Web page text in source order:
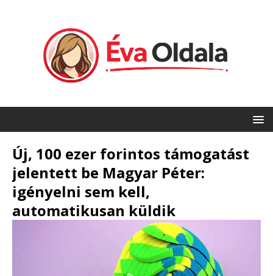
Új, 100 ezer forintos támogatást
jelentett be Magyar Péter:
igényelni sem kell,
automatikusan küldik